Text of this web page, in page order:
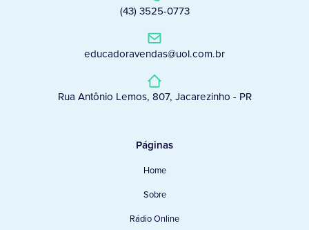
(43) 3525-0773
educadoravendas@uol.com.br
Rua Antônio Lemos, 807, Jacarezinho - PR
Páginas
Home
Sobre
Rádio Online